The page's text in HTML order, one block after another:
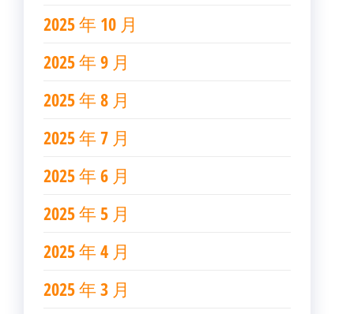
2025 年 10 月
2025 年 9 月
2025 年 8 月
2025 年 7 月
2025 年 6 月
2025 年 5 月
2025 年 4 月
2025 年 3 月